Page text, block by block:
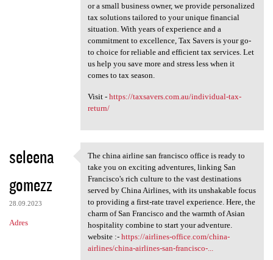
or a small business owner, we provide personalized
tax solutions tailored to your unique financial
situation. With years of experience and a
commitment to excellence, Tax Savers is your go-
to choice for reliable and efficient tax services. Let
us help you save more and stress less when it
comes to tax season.
Visit - https://taxsavers.com.au/individual-tax-
return/
seleena
gomezz
28.09.2023
Adres
The china airline san
The china airline san francisco office is ready to
take you on exciting adventures, linking San
Francisco's rich culture to the vast destinations
served by China Airlines, with its unshakable focus
to providing a first-rate travel experience. Here, the
charm of San Francisco and the warmth of Asian
hospitality combine to start your adventure.
website :- https://airlines-office.com/china-
airlines/china-airlines-san-francisco-...